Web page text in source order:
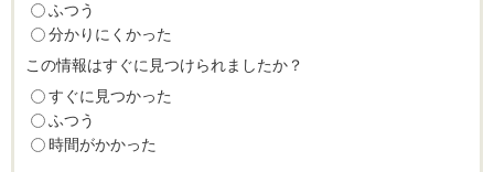
ふつう
分かりにくかった
この情報はすぐに見つけられましたか？
すぐに見つかった
ふつう
時間がかかった